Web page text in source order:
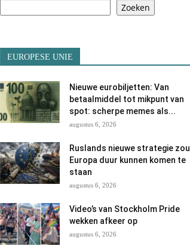
Zoeken
EUROPESE UNIE
Nieuwe eurobiljetten: Van
betaalmiddel tot mikpunt van
spot: scherpe memes als...
augustus 6, 2026
Ruslands nieuwe strategie zou
Europa duur kunnen komen te
staan
augustus 6, 2026
Video’s van Stockholm Pride
wekken afkeer op
augustus 6, 2026